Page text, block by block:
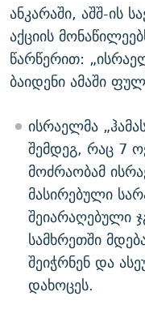
ანკარაში, აშშ-ის
აქციის
წარწერით:
ბაიდენი ამაში
ისრაელმა
შემდეგ, რაც 7
მოძრაობამ
მასირებული
შეიარაღებული
სამხრეთში
შეიჭრნენ და
დახოცეს.